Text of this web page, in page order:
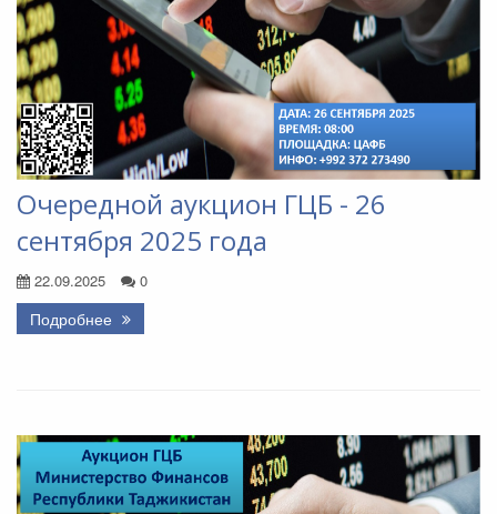
Очередной аукцион ГЦБ - 26
сентября 2025 года
22.09.2025 0
Подробнее